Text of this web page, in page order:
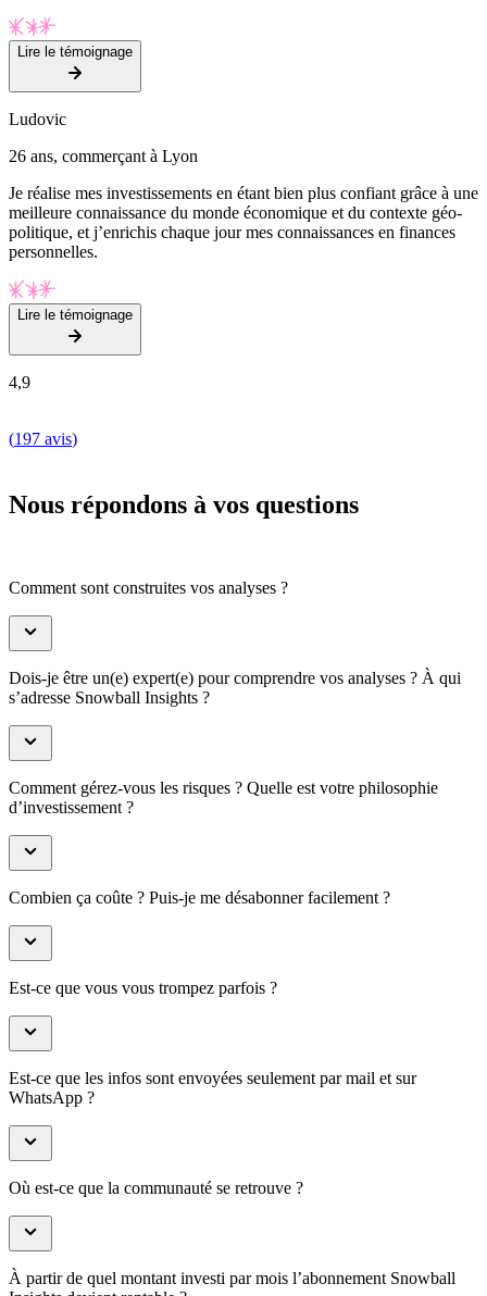
Lire le témoignage
Ludovic
26 ans, commerçant à Lyon
Je réalise mes investissements en étant bien plus confiant grâce à une
meilleure connaissance du monde économique et du contexte géo-
politique, et j’enrichis chaque jour mes connaissances en finances
personnelles.
Lire le témoignage
4,9
(197 avis)
Nous répondons à vos questions
Comment sont construites vos analyses ?
Dois-je être un(e) expert(e) pour comprendre vos analyses ? À qui
s’adresse Snowball Insights ?
Comment gérez-vous les risques ? Quelle est votre philosophie
d’investissement ?
Combien ça coûte ? Puis-je me désabonner facilement ?
Est-ce que vous vous trompez parfois ?
Est-ce que les infos sont envoyées seulement par mail et sur
WhatsApp ?
Où est-ce que la communauté se retrouve ?
À partir de quel montant investi par mois l’abonnement Snowball